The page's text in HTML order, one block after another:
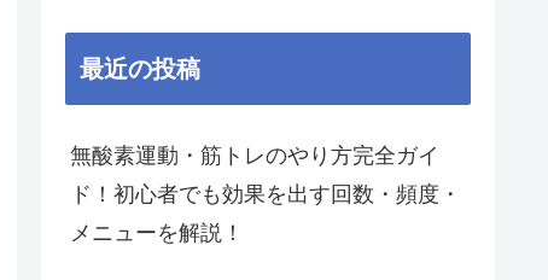
最近の投稿
無酸素運動・筋トレのやり方完全ガイ
ド！初心者でも効果を出す回数・頻度・
メニューを解説！